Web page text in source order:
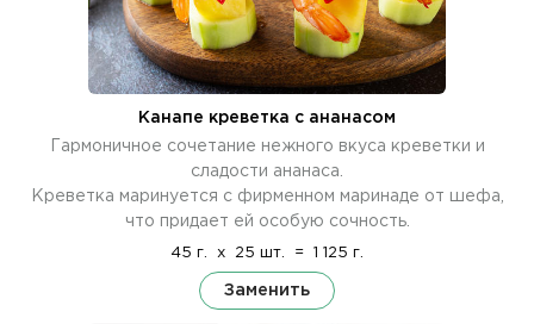
Канапе креветка с ананасом
Гармоничное сочетание нежного вкуса креветки и
сладости ананаса.
Креветка маринуется с фирменном маринаде от шефа,
что придает ей особую сочность.
45 г. x 25 шт. = 1 125 г.
Заменить